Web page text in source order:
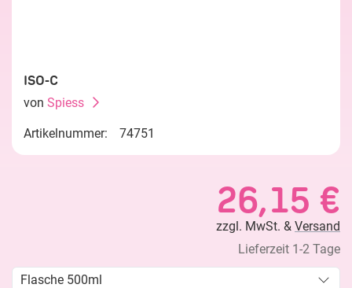
ISO-C
von Spiess
Artikelnummer: 74751
26,15 €
zzgl. MwSt. & Versand
Lieferzeit 1-2 Tage
Flasche 500ml